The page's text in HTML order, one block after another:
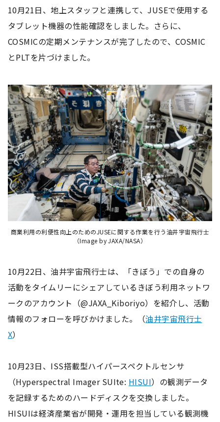
10月21日、地上スタッフと連携して、JUSEで使用する
タブレット機器の性能確認をしました。さらに、
COSMICの定期メンテナンスが完了したので、COSMIC
とPLTを片づけました。
商業利用の利便性向上のためのJUSEに関する作業を行う油井宇宙飛行士
（Image by JAXA/NASA）
10月22日、油井宇宙飛行士は、「きぼう」での自身の
活動をタイムリーにシェアしているきぼう利用ネットワ
ークのアカウント（@JAXA_Kiboriyo）を紹介し、活動
情報のフォローを呼びかけました。（油井宇宙飛行士
X）
10月23日、ISS搭載型ハイパースペクトルセンサ
（Hyperspectral Imager SUIte: HISUI）の観測データ
を記録するためのハードディスクを交換しました。
HISUIは経済産業省が開発・運用を担当している観測機